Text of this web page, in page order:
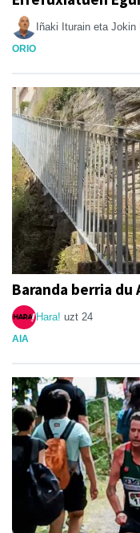
Iñaki Iturain eta Jokin
ORIO
Baranda berria du
Hara! uzt 24
AIA